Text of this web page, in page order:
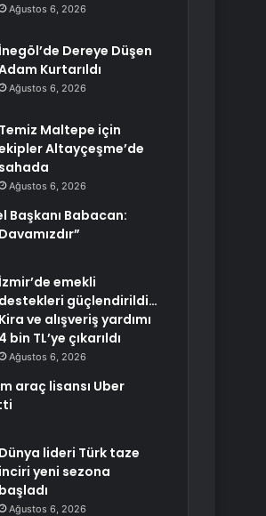
Ağustos 6, 2026
İnegöl’de Dereye Düşen
Kurtarıldı
Ağustos 6, 2026
Temiz Maltepe için
Altayçeşme’de
sahada
Ağustos 6, 2026
Başkanı Babacan:
İzmir’de emekli
destekleri güçlendirildi…
Kira ve alışveriş yardımı
4 bin TL’ye çıkarıldı
Ağustos 6, 2026
araç lisansı Uber
Dünya lideri Türk taze
inciri yeni sezona
başladı
Ağustos 6, 2026